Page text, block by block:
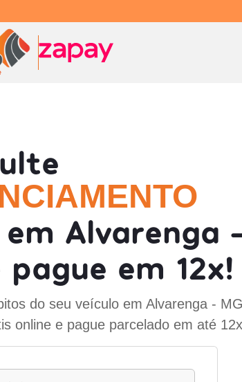
em Alvarenga
pague em 12x!
do seu veículo em Alvarenga -
online e pague parcelado em até